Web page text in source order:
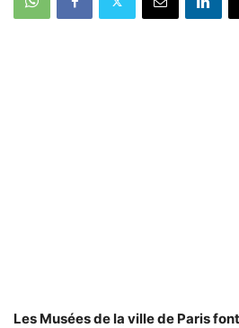
Les Musées de la ville de Paris